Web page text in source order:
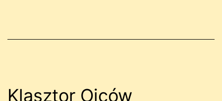
Klasztor Ojców